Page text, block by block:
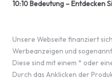
10:10 Bedeutung – Entdecken
Unsere Webseite finanziert
Werbeanzeigen und
Diese sind mit einem * oder
Durch das Anklicken der